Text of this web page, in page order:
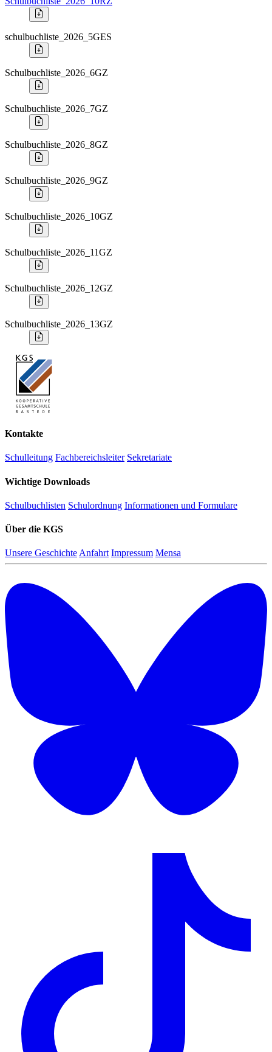
schulbuchliste_2026_5GES
Schulbuchliste_2026_6GZ
Schulbuchliste_2026_7GZ
Schulbuchliste_2026_8GZ
Schulbuchliste_2026_9GZ
Schulbuchliste_2026_10GZ
Schulbuchliste_2026_11GZ
Schulbuchliste_2026_12GZ
Schulbuchliste_2026_13GZ
Kontakte
Schulleitung Fachbereichsleiter Sekretariate
Wichtige Downloads
Schulbuchlisten Schulordnung Informationen und Formulare
Über die KGS
Unsere GeschichteAnfahrt Impressum Mensa